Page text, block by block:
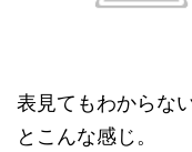
表見てもわからな
とこんな感じ。